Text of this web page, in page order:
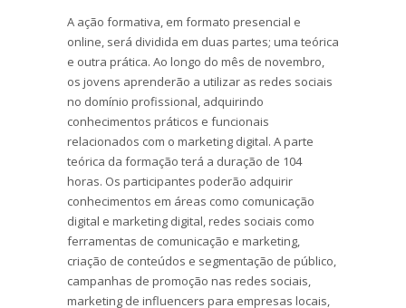
A ação formativa, em formato presencial e
online, será dividida em duas partes; uma teórica
e outra prática. Ao longo do mês de novembro,
os jovens aprenderão a utilizar as redes sociais
no domínio profissional, adquirindo
conhecimentos práticos e funcionais
relacionados com o marketing digital. A parte
teórica da formação terá a duração de 104
horas. Os participantes poderão adquirir
conhecimentos em áreas como comunicação
digital e marketing digital, redes sociais como
ferramentas de comunicação e marketing,
criação de conteúdos e segmentação de público,
campanhas de promoção nas redes sociais,
marketing de influencers para empresas locais,